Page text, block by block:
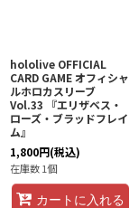
hololive OFFICIAL
CARD GAME オフィシャ
ルホロカスリーブ
Vol.33 『エリザベス・
ローズ・ブラッドフレイ
ム』
1,800円(税込)
在庫数 1個
カートに入れる